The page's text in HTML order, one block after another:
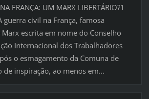
FRANÇA: UM MARX LIBERTÁRIO?1
civil na França, famosa
escrita em nome do Conselho
Internacional dos Trabalhadores
o esmagamento da Comuna de
de inspiração, ao menos em...